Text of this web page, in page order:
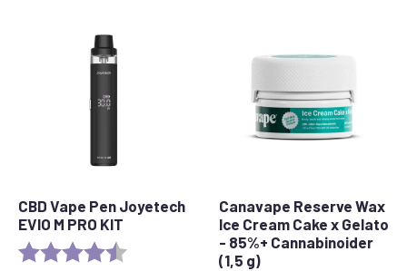
CBD Vape Pen Joyetech
EVIO M PRO KIT
Rating: 4.5 out of 5 stars
Canavape Reserve Wax
Ice Cream Cake x Gelato
- 85%+ Cannabinoider
(1,5 g)